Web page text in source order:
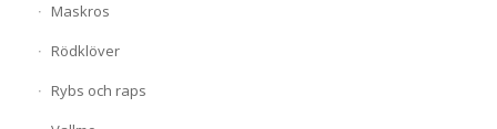
Maskros
Rödklöver
Rybs och raps